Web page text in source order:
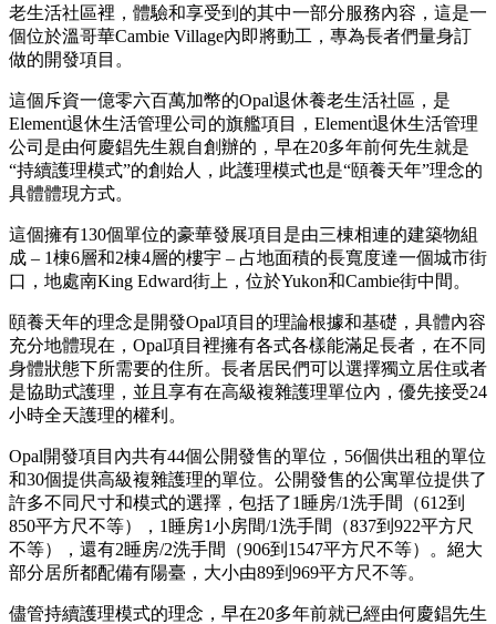
老生活社區裡，體驗和享受到的其中一部分服務內容，這是一
個位於溫哥華Cambie Village內即將動工，專為長者們量身訂
做的開發項目。
這個斥資一億零六百萬加幣的Opal退休養老生活社區，是
Element退休生活管理公司的旗艦項目，Element退休生活管理
公司是由何慶錩先生親自創辦的，早在20多年前何先生就是
“持續護理模式”的創始人，此護理模式也是“頤養天年”理念的
具體體現方式。
這個擁有130個單位的豪華發展項目是由三棟相連的建築物組
成 – 1棟6層和2棟4層的樓宇 – 占地面積的長寬度達一個城市街
口，地處南King Edward街上，位於Yukon和Cambie街中間。
頤養天年的理念是開發Opal項目的理論根據和基礎，具體內容
充分地體現在，Opal項目裡擁有各式各樣能滿足長者，在不同
身體狀態下所需要的住所。長者居民們可以選擇獨立居住或者
是協助式護理，並且享有在高級複雜護理單位內，優先接受24
小時全天護理的權利。
Opal開發項目內共有44個公開發售的單位，56個供出租的單位
和30個提供高級複雜護理的單位。公開發售的公寓單位提供了
許多不同尺寸和模式的選擇，包括了1睡房/1洗手間（612到
850平方尺不等），1睡房1小房間/1洗手間（837到922平方尺
不等），還有2睡房/2洗手間（906到1547平方尺不等）。絕大
部分居所都配備有陽臺，大小由89到969平方尺不等。
儘管持續護理模式的理念，早在20多年前就已經由何慶錩先生